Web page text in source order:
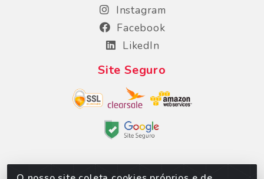
Instagram
Facebook
LikedIn
Site Seguro